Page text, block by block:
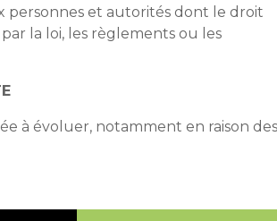
personnes et autorités dont le droit
la loi, les règlements ou les
à évoluer, notamment en raison des